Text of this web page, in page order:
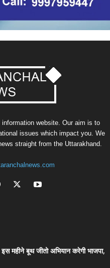
website. Our aim is to
issues which impact you. We
straight from the Uttarakhand.
महीने बूथ जीतो अभियान करेगी भाजपा,